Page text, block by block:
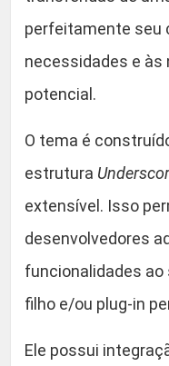
perfeitamente seu
necessidades e
potencial.
O tema é
estrutura
extensível. Isso
desenvolvedores
funcionalidades ao
filho e/ou plug-in
Ele possui